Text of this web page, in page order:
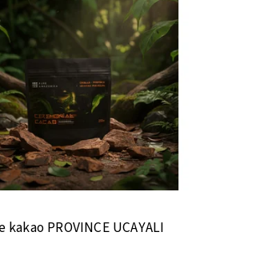
PROVINCE UCAYALI